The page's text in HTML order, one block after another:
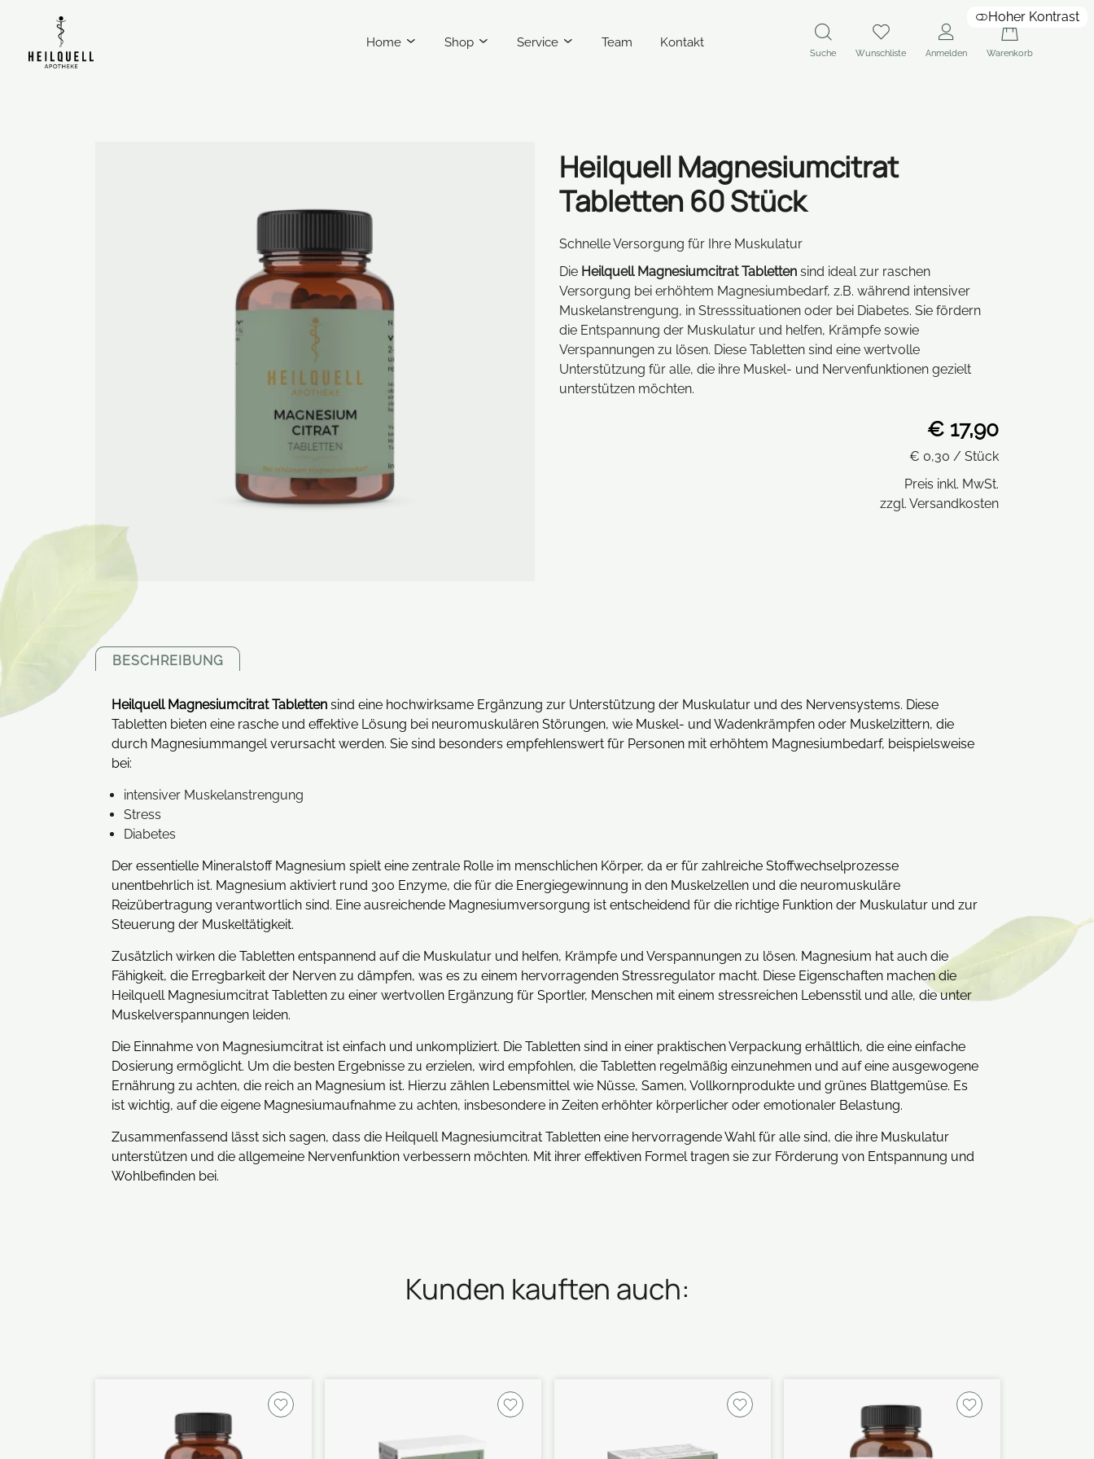
Hoher Kontrast
Home Shop Service Team Kontakt
Suche Wunschliste Anmelden Warenkorb
Heilquell Magnesiumcitrat
Tabletten 60 Stück
Schnelle Versorgung für Ihre Muskulatur
Die Heilquell Magnesiumcitrat Tabletten sind ideal zur raschen
Versorgung bei erhöhtem Magnesiumbedarf, z.B. während intensiver
Muskelanstrengung, in Stresssituationen oder bei Diabetes. Sie fördern
die Entspannung der Muskulatur und helfen, Krämpfe sowie
Verspannungen zu lösen. Diese Tabletten sind eine wertvolle
Unterstützung für alle, die ihre Muskel- und Nervenfunktionen gezielt
unterstützen möchten.
€ 17,90
€ 0,30 / Stück
Preis inkl. MwSt.
zzgl. Versandkosten
BESCHREIBUNG
Heilquell Magnesiumcitrat Tabletten sind eine hochwirksame Ergänzung zur Unterstützung der Muskulatur und des Nervensystems. Diese
Tabletten bieten eine rasche und effektive Lösung bei neuromuskulären Störungen, wie Muskel- und Wadenkrämpfen oder Muskelzittern, die
durch Magnesiummangel verursacht werden. Sie sind besonders empfehlenswert für Personen mit erhöhtem Magnesiumbedarf, beispielsweise
bei:
intensiver Muskelanstrengung
Stress
Diabetes
Der essentielle Mineralstoff Magnesium spielt eine zentrale Rolle im menschlichen Körper, da er für zahlreiche Stoffwechselprozesse
unentbehrlich ist. Magnesium aktiviert rund 300 Enzyme, die für die Energiegewinnung in den Muskelzellen und die neuromuskuläre
Reizübertragung verantwortlich sind. Eine ausreichende Magnesiumversorgung ist entscheidend für die richtige Funktion der Muskulatur und zur
Steuerung der Muskeltätigkeit.
Zusätzlich wirken die Tabletten entspannend auf die Muskulatur und helfen, Krämpfe und Verspannungen zu lösen. Magnesium hat auch die
Fähigkeit, die Erregbarkeit der Nerven zu dämpfen, was es zu einem hervorragenden Stressregulator macht. Diese Eigenschaften machen die
Heilquell Magnesiumcitrat Tabletten zu einer wertvollen Ergänzung für Sportler, Menschen mit einem stressreichen Lebensstil und alle, die unter
Muskelverspannungen leiden.
Die Einnahme von Magnesiumcitrat ist einfach und unkompliziert. Die Tabletten sind in einer praktischen Verpackung erhältlich, die eine einfache
Dosierung ermöglicht. Um die besten Ergebnisse zu erzielen, wird empfohlen, die Tabletten regelmäßig einzunehmen und auf eine ausgewogene
Ernährung zu achten, die reich an Magnesium ist. Hierzu zählen Lebensmittel wie Nüsse, Samen, Vollkornprodukte und grünes Blattgemüse. Es
ist wichtig, auf die eigene Magnesiumaufnahme zu achten, insbesondere in Zeiten erhöhter körperlicher oder emotionaler Belastung.
Zusammenfassend lässt sich sagen, dass die Heilquell Magnesiumcitrat Tabletten eine hervorragende Wahl für alle sind, die ihre Muskulatur
unterstützen und die allgemeine Nervenfunktion verbessern möchten. Mit ihrer effektiven Formel tragen sie zur Förderung von Entspannung und
Wohlbefinden bei.
Kunden kauften auch: